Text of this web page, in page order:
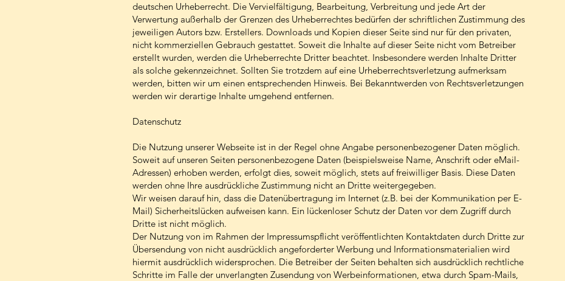
deutschen Urheberrecht. Die Vervielfältigung, Bearbeitung, Verbreitung und jede Art der
Verwertung außerhalb der Grenzen des Urheberrechtes bedürfen der schriftlichen Zustimmung des
jeweiligen Autors bzw. Erstellers. Downloads und Kopien dieser Seite sind nur für den privaten,
nicht kommerziellen Gebrauch gestattet. Soweit die Inhalte auf dieser Seite nicht vom Betreiber
erstellt wurden, werden die Urheberrechte Dritter beachtet. Insbesondere werden Inhalte Dritter
als solche gekennzeichnet. Sollten Sie trotzdem auf eine Urheberrechtsverletzung aufmerksam
werden, bitten wir um einen entsprechenden Hinweis. Bei Bekanntwerden von Rechtsverletzungen
werden wir derartige Inhalte umgehend entfernen.
Datenschutz
Die Nutzung unserer Webseite ist in der Regel ohne Angabe personenbezogener Daten möglich.
Soweit auf unseren Seiten personenbezogene Daten (beispielsweise Name, Anschrift oder eMail-
Adressen) erhoben werden, erfolgt dies, soweit möglich, stets auf freiwilliger Basis. Diese Daten
werden ohne Ihre ausdrückliche Zustimmung nicht an Dritte weitergegeben.
Wir weisen darauf hin, dass die Datenübertragung im Internet (z.B. bei der Kommunikation per E-
Mail) Sicherheitslücken aufweisen kann. Ein lückenloser Schutz der Daten vor dem Zugriff durch
Dritte ist nicht möglich.
Der Nutzung von im Rahmen der Impressumspflicht veröffentlichten Kontaktdaten durch Dritte zur
Übersendung von nicht ausdrücklich angeforderter Werbung und Informationsmaterialien wird
hiermit ausdrücklich widersprochen. Die Betreiber der Seiten behalten sich ausdrücklich rechtliche
Schritte im Falle der unverlangten Zusendung von Werbeinformationen, etwa durch Spam-Mails,